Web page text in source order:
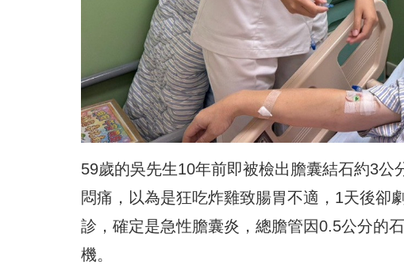
59歲的吳先生10年前即被檢出膽囊結石約3
悶痛，以為是狂吃炸雞致腸胃不適，1天後卻
診，確定是急性膽囊炎，總膽管因0.5公分的
機。